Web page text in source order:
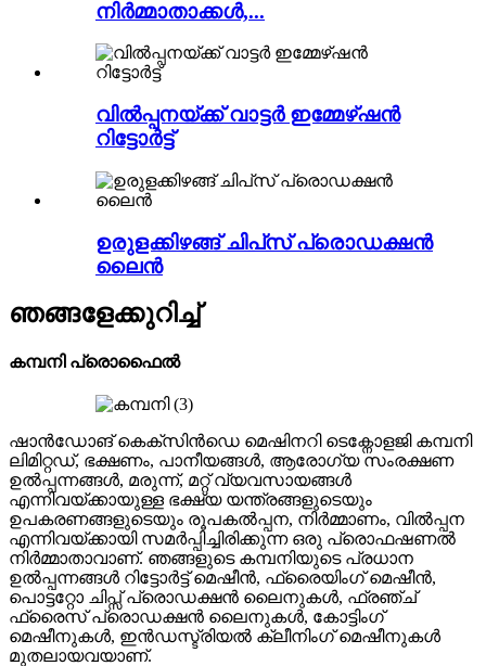
നിർമ്മാതാക്കൾ,...
വിൽപ്പനയ്ക്ക് വാട്ടർ ഇമ്മേഴ്‌ഷൻ
റിട്ടോർട്ട്
ഉരുളക്കിഴങ്ങ് ചിപ്‌സ് പ്രൊഡക്ഷൻ
ലൈൻ
ഞങ്ങളേക്കുറിച്ച്
കമ്പനി പ്രൊഫൈൽ
ഷാൻഡോങ് കെക്സിൻഡെ മെഷിനറി ടെക്നോളജി കമ്പനി
ലിമിറ്റഡ്, ഭക്ഷണം, പാനീയങ്ങൾ, ആരോഗ്യ സംരക്ഷണ
ഉൽപ്പന്നങ്ങൾ, മരുന്ന്, മറ്റ് വ്യവസായങ്ങൾ
എന്നിവയ്ക്കായുള്ള ഭക്ഷ്യ യന്ത്രങ്ങളുടെയും
ഉപകരണങ്ങളുടെയും രൂപകൽപ്പന, നിർമ്മാണം, വിൽപ്പന
എന്നിവയ്ക്കായി സമർപ്പിച്ചിരിക്കുന്ന ഒരു പ്രൊഫഷണൽ
നിർമ്മാതാവാണ്. ഞങ്ങളുടെ കമ്പനിയുടെ പ്രധാന
ഉൽപ്പന്നങ്ങൾ റിട്ടോർട്ട് മെഷീൻ, ഫ്രൈയിംഗ് മെഷീൻ,
പൊട്ടറ്റോ ചിപ്സ് പ്രൊഡക്ഷൻ ലൈനുകൾ, ഫ്രഞ്ച്
ഫ്രൈസ് പ്രൊഡക്ഷൻ ലൈനുകൾ, കോട്ടിംഗ്
മെഷീനുകൾ, ഇൻഡസ്ട്രിയൽ ക്ലീനിംഗ് മെഷീനുകൾ
മുതലായവയാണ്.